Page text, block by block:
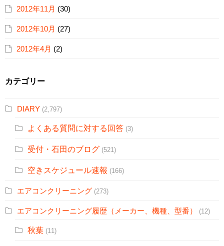
2012年11月 (30)
2012年10月 (27)
2012年4月 (2)
カテゴリー
DIARY (2,797)
よくある質問に対する回答 (3)
受付・石田のブログ (521)
空きスケジュール速報 (166)
エアコンクリーニング (273)
エアコンクリーニング履歴（メーカー、機種、型番） (12)
秋葉 (11)